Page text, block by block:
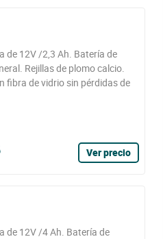
de 12V /2,3 Ah. Batería de
Rejillas de plomo calcio.
fibra de vidrio sin pérdidas de
Ver precio
de 12V /4 Ah. Batería de